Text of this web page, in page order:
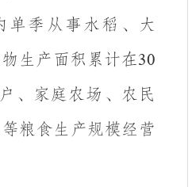
单季从事水稻、大
生产面积累计在30
、家庭农场、农民
粮食生产规模经营